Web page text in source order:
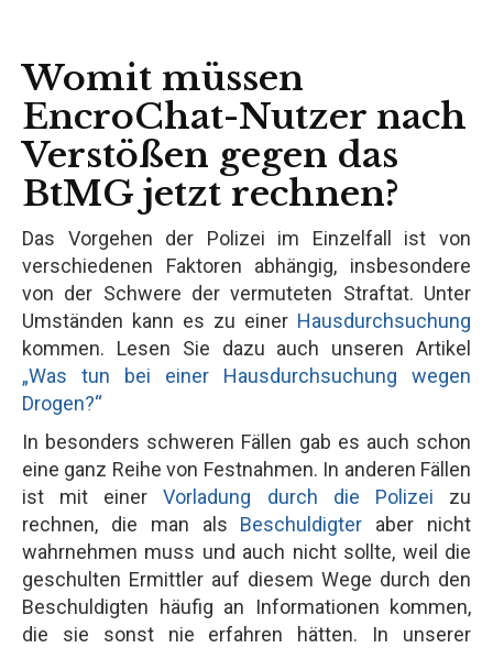
Womit müssen
EncroChat-Nutzer nach
Verstößen gegen das
BtMG jetzt rechnen?
Das Vorgehen der Polizei im Einzelfall ist von
verschiedenen Faktoren abhängig, insbesondere
von der Schwere der vermuteten Straftat. Unter
Umständen kann es zu einer Hausdurchsuchung
kommen. Lesen Sie dazu auch unseren Artikel
„Was tun bei einer Hausdurchsuchung wegen
Drogen?“
In besonders schweren Fällen gab es auch schon
eine ganz Reihe von Festnahmen. In anderen Fällen
ist mit einerVorladung durch die Polizei zu
rechnen, die man als Beschuldigter aber nicht
wahrnehmen muss und auch nicht sollte, weil die
geschulten Ermittler auf diesem Wege durch den
Beschuldigten häufig an Informationen kommen,
die sie sonst nie erfahren hätten. In unserer